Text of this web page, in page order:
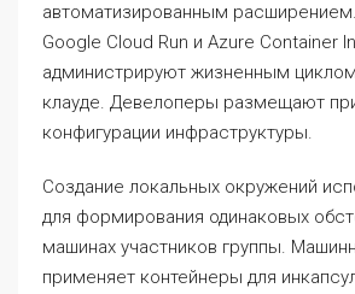
автоматизированным
Google Cloud Run и Azure Container
администрируют жизненным
клауде. Девелоперы размещают
конфигурации инфраструктуры.
Создание локальных окружений
для формирования одинаковых
машинах участников группы.
применяет контейнеры для